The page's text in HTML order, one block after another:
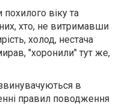
віку та
хто, не витримавши
холод, нестача
"хоронили" тут же,
в
правил поводження